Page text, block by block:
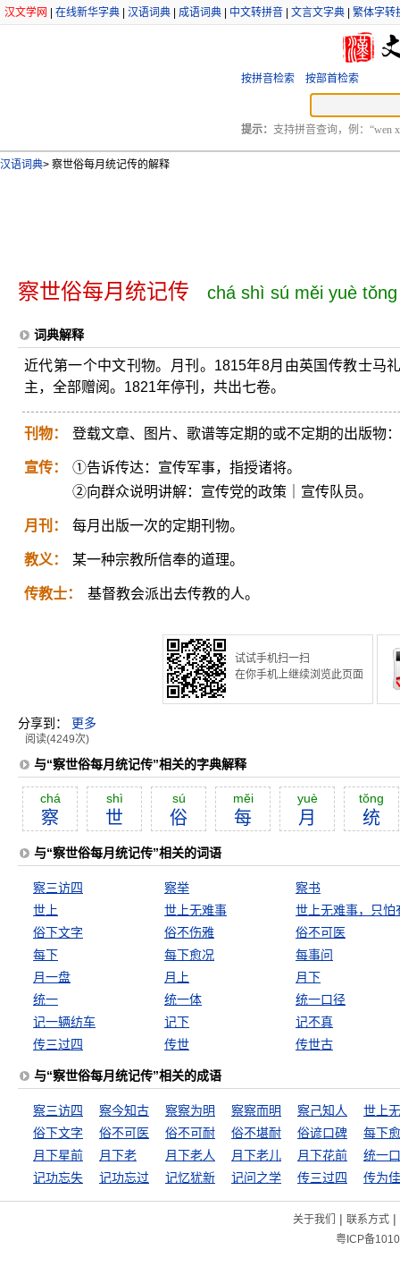
汉文学网 在线新华字典 汉语词典 成语词典 中文转拼音 文言文字典 繁体字转
按拼音检索 按部首检索
提示： 支持拼音查询，例：“wen
汉语词典> 察世俗每月统记传的解释
察世俗每月统记传 chá shì sú měi yuè
词典解释
近代第一个中文刊物。月刊。1815年8月由英国传教士马
主，全部赠阅。1821年停刊，共出七卷。
刊物： 登载文章、图片、歌谱等定期的或不定期的出版物
宣传：
①告诉传达：宣传军事，指授诸将。
②向群众说明讲解：宣传党的政策｜宣传队员。
月刊： 每月出版一次的定期刊物。
教义： 某一种宗教所信奉的道理。
传教士： 基督教会派出去传教的人。
试试手机扫一扫
在你手机上继续浏览此页面
分享到： 更多
阅读(4249次)
与“察世俗每月统记传”相关的字典解释
chá
察
shì
世
sú
俗
mĕi
每
yuè
月
tŏng
统
与“察世俗每月统记传”相关的词语
察三访四 察举
察书
世上
世上无难事
俗下文字
俗不伤雅
俗不可医
每下
每下愈况
每事问
月一盘
月上
月下
统一
统一体
统一口径
记一辆纺车
记下
记不真
传三过四
传世 传世古
与“察世俗每月统记传”相关的成语
察三访四 察今知古 察察为明 察察而明
察己知人
俗下文字
俗不可医 俗不可耐 俗不堪耐 俗谚口碑
每下
月下星前
月下老 月下老人 月下老儿 月下花前
统一
记功忘失
记功忘过 记忆犹新 记问之学 传三过四 传为
关于我们 | 联系方式|
粤ICP备